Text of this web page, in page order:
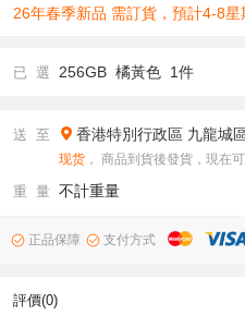
26年春季新品 需訂貨，預計4-8星
已 選 256GB 橘黃色 1件
送 至 香港特別行政區 九龍城
现货 ， 商品到貨後發貨，現在
重 量 不計重量
正品保障 支付方式
評價(0)